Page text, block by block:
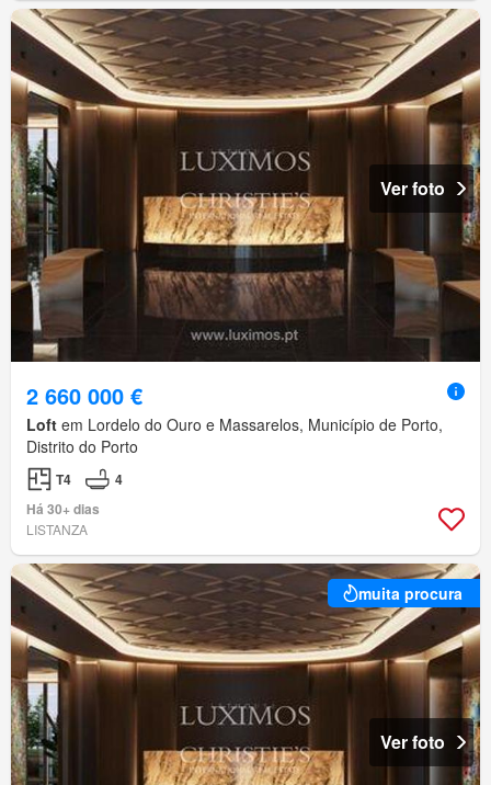
Ver foto
2 660 000 €
Loft em Lordelo do Ouro e Massarelos, Município de Porto,
Distrito do Porto
T4
4
Há 30+ dias
LISTANZA
muita procura
Ver foto